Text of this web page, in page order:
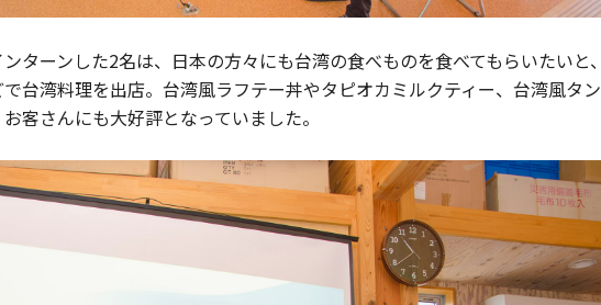
ターンした2名は、日本の方々にも台湾の食べものを食べてもらいたいと、
台湾料理を出店。台湾風ラフテー丼やタピオカミルクティー、台湾風タン
客さんにも大好評となっていました。